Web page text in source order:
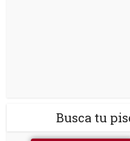
Busca tu